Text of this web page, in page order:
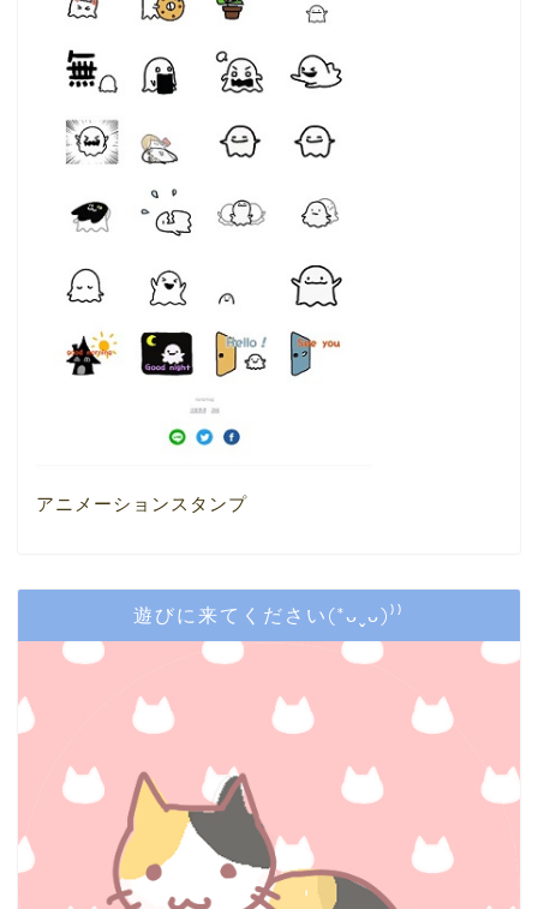
アニメーションスタンプ
遊びに来てください(*ᴗˬᴗ)⁾⁾